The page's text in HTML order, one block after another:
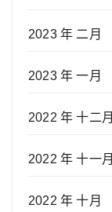
2023 年 二月
2023 年 一月
2022 年 十二月
2022 年 十一月
2022 年 十月